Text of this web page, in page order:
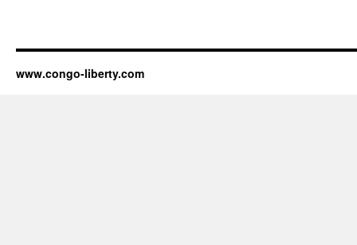
www.congo-liberty.com